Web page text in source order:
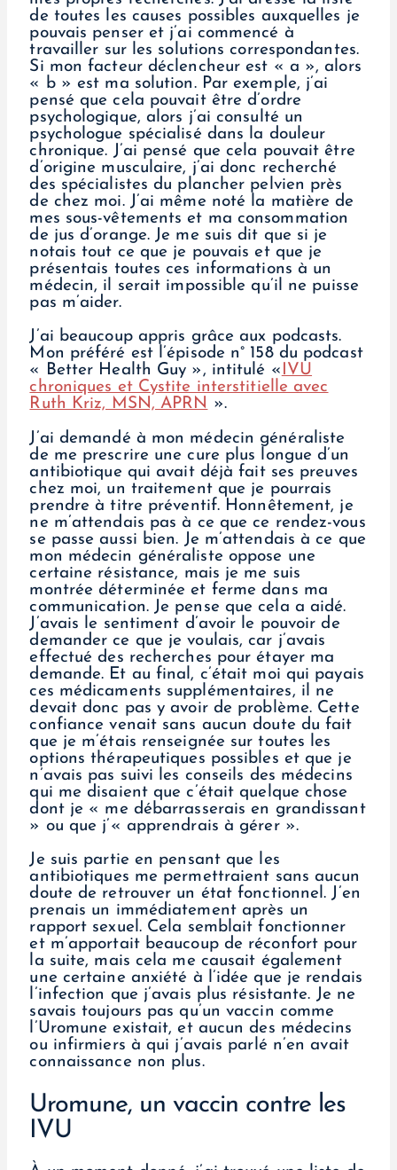
de toutes les causes possibles auxquelles je
pouvais penser et j’ai commencé à
travailler sur les solutions correspondantes.
Si mon facteur déclencheur est « a », alors
« b » est ma solution. Par exemple, j’ai
pensé que cela pouvait être d’ordre
psychologique, alors j’ai consulté un
psychologue spécialisé dans la douleur
chronique. J’ai pensé que cela pouvait être
d’origine musculaire, j’ai donc recherché
des spécialistes du plancher pelvien près
de chez moi. J’ai même noté la matière de
mes sous-vêtements et ma consommation
de jus d’orange. Je me suis dit que si je
notais tout ce que je pouvais et que je
présentais toutes ces informations à un
médecin, il serait impossible qu’il ne puisse
pas m’aider.
J’ai beaucoup appris grâce aux podcasts.
Mon préféré est l’épisode n° 158 du podcast
« Better Health Guy », intitulé « IVU
chroniques et Cystite interstitielle avec
Ruth Kriz, MSN, APRN ».
J’ai demandé à mon médecin généraliste
de me prescrire une cure plus longue d’un
antibiotique qui avait déjà fait ses preuves
chez moi, un traitement que je pourrais
prendre à titre préventif. Honnêtement, je
ne m’attendais pas à ce que ce rendez-vous
se passe aussi bien. Je m’attendais à ce que
mon médecin généraliste oppose une
certaine résistance, mais je me suis
montrée déterminée et ferme dans ma
communication. Je pense que cela a aidé.
J’avais le sentiment d’avoir le pouvoir de
demander ce que je voulais, car j’avais
effectué des recherches pour étayer ma
demande. Et au final, c’était moi qui payais
ces médicaments supplémentaires, il ne
devait donc pas y avoir de problème. Cette
confiance venait sans aucun doute du fait
que je m’étais renseignée sur toutes les
options thérapeutiques possibles et que je
n’avais pas suivi les conseils des médecins
qui me disaient que c’était quelque chose
dont je « me débarrasserais en grandissant
» ou que j’« apprendrais à gérer ».
Je suis partie en pensant que les
antibiotiques me permettraient sans aucun
doute de retrouver un état fonctionnel. J’en
prenais un immédiatement après un
rapport sexuel. Cela semblait fonctionner
et m’apportait beaucoup de réconfort pour
la suite, mais cela me causait également
une certaine anxiété à l’idée que je rendais
l’infection que j’avais plus résistante. Je ne
savais toujours pas qu’un vaccin comme
l’Uromune existait, et aucun des médecins
ou infirmiers à qui j’avais parlé n’en avait
connaissance non plus.
Uromune, un vaccin contre les
IVU